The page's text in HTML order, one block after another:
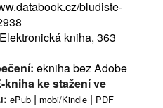
bludiste-
Elektronická kniha, 363
ekniha bez Adobe
kniha ke stažení ve
ePub | mobi/Kindle | PDF